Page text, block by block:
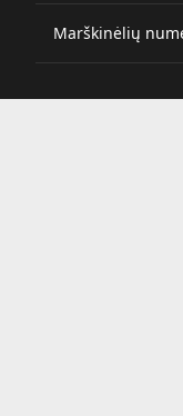
Marškinėlių